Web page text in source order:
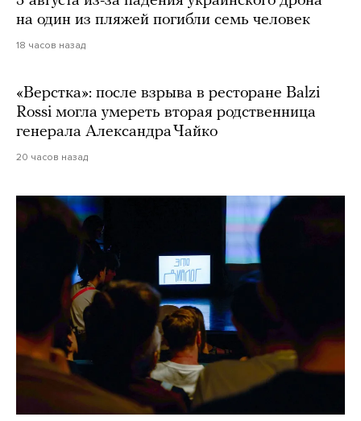
на один из пляжей погибли семь человек
18 часов назад
«Верстка»: после взрыва в ресторане Balzi
Rossi могла умереть вторая родственница
генерала Александра Чайко
20 часов назад